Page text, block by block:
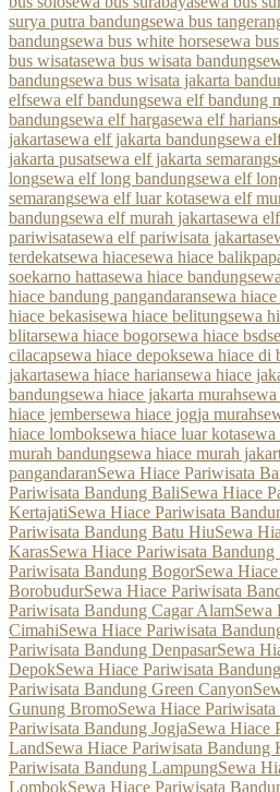
surya putra bandungsewa bus
bandungsewa bus white horsesewa
bus wisatasewa bus wisata bandung
bandungsewa bus wisata jakarta
elfsewa elf bandungsewa elf bandung
bandungsewa elf hargasewa elf harian
jakartasewa elf jakarta bandungsewa
jakarta pusatsewa elf jakarta semarang
longsewa elf long bandungsewa elf
semarangsewa elf luar kotasewa elf
bandungsewa elf murah jakartasewa
pariwisatasewa elf pariwisata jakarta
terdekatsewa hiacesewa hiace
soekarno hattasewa hiace bandung
hiace bandung pangandaransewa
hiace bekasisewa hiace belitungsewa
blitarsewa hiace bogorsewa hiace bsd
cilacapsewa hiace depoksewa hiace di
jakartasewa hiace hariansewa hiace
bandungsewa hiace jakarta murah
hiace jembersewa hiace jogja murah
hiace lomboksewa hiace luar kotasewa
murah bandungsewa hiace murah
pangandaranSewa Hiace Pariwisata
Pariwisata Bandung BaliSewa Hiace
KertajatiSewa Hiace Pariwisata
Pariwisata Bandung Batu HiuSewa
KarasSewa Hiace Pariwisata Bandung
Pariwisata Bandung BogorSewa
BorobudurSewa Hiace Pariwisata
Pariwisata Bandung Cagar AlamSewa
CimahiSewa Hiace Pariwisata
Pariwisata Bandung DenpasarSewa
DepokSewa Hiace Pariwisata
Pariwisata Bandung Green Canyon
Gunung BromoSewa Hiace
Pariwisata Bandung JogjaSewa Hiace
LandSewa Hiace Pariwisata Bandung
Pariwisata Bandung LampungSewa
LombokSewa Hiace Pariwisata